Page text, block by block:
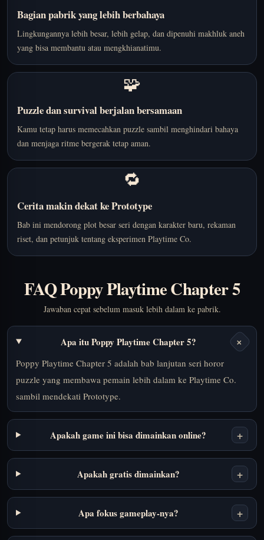
Bagian pabrik yang lebih berbahaya
Lingkungannya lebih besar, lebih gelap, dan dipenuhi makhluk aneh
yang bisa membantu atau mengkhianatimu.
🧩
Puzzle dan survival berjalan bersamaan
Kamu tetap harus memecahkan puzzle sambil menghindari bahaya
dan menjaga ritme bergerak tetap aman.
🔁
Cerita makin dekat ke Prototype
Bab ini mendorong plot besar seri dengan karakter baru, rekaman
riset, dan petunjuk tentang eksperimen Playtime Co.
FAQ Poppy Playtime Chapter 5
Jawaban cepat sebelum masuk lebih dalam ke pabrik.
Apa itu Poppy Playtime Chapter 5? +
Poppy Playtime Chapter 5 adalah bab lanjutan seri horor
puzzle yang membawa pemain lebih dalam ke Playtime Co.
sambil mendekati Prototype.
Apakah game ini bisa dimainkan online? +
Apakah gratis dimainkan? +
Apa fokus gameplay-nya? +